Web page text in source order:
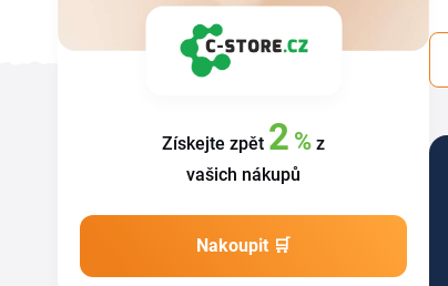
Získejte zpět 2 % z
vašich nákupů
Nakoupit 🛒